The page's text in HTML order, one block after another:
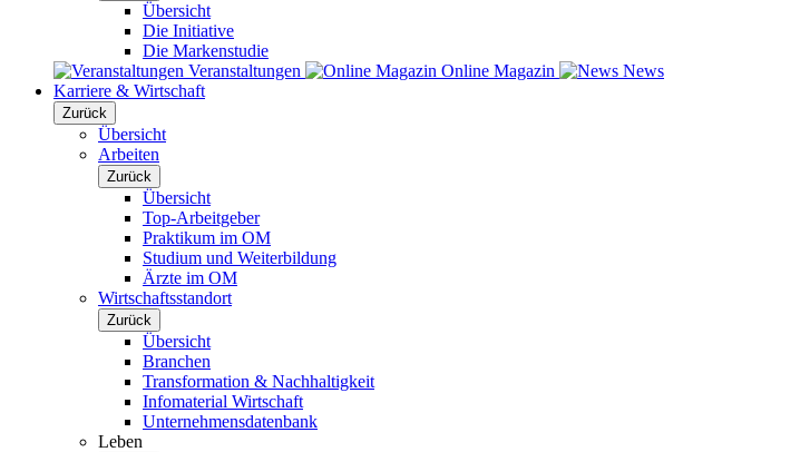
Übersicht
Die Initiative
Die Markenstudie
Veranstaltungen
Online Magazin
News
Karriere & Wirtschaft
Zurück
Übersicht
Arbeiten
Zurück
Übersicht
Top-Arbeitgeber
Praktikum im OM
Studium und Weiterbildung
Ärzte im OM
Wirtschaftsstandort
Zurück
Übersicht
Branchen
Transformation & Nachhaltigkeit
Infomaterial Wirtschaft
Unternehmensdatenbank
Leben